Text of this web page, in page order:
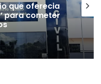
que oferecia
para cometer